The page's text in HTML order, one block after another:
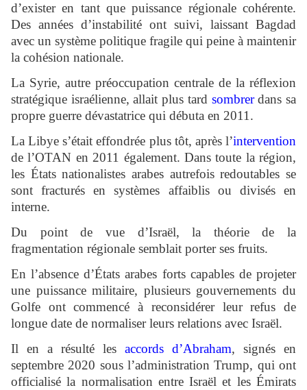
d’exister en tant que puissance régionale cohérente.
Des années d’instabilité ont suivi, laissant Bagdad
avec un système politique fragile qui peine à maintenir
la cohésion nationale.
La Syrie, autre préoccupation centrale de la réflexion
stratégique israélienne, allait plus tard sombrerdans sa
propre guerre dévastatrice qui débuta en 2011.
La Libye s’était effondrée plus tôt, après l’intervention
de l’OTAN en 2011 également. Dans toute la région,
les États nationalistes arabes autrefois redoutables se
sont fracturés en systèmes affaiblis ou divisés en
interne.
Du point de vue d’Israël, la théorie de la
fragmentation régionale semblait porter ses fruits.
En l’absence d’États arabes forts capables de projeter
une puissance militaire, plusieurs gouvernements du
Golfe ont commencé à reconsidérer leur refus de
longue date de normaliser leurs relations avec Israël.
Il en a résulté les accords d’Abraham, signés en
septembre 2020 sous l’administration Trump, qui ont
officialisé la normalisation entre Israël et les Émirats